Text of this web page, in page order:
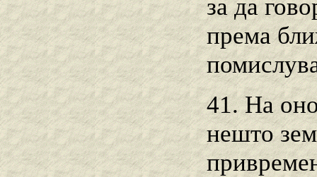
за да
према
41. На
нешто